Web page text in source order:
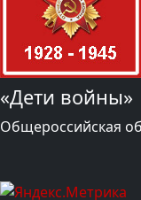
«Дети войны»
Общероссийская